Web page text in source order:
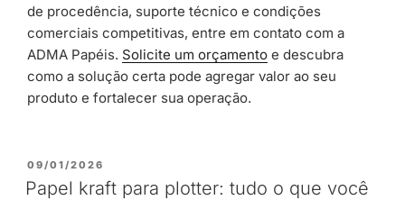
de procedência, suporte técnico e condições
comerciais competitivas, entre em contato com a
ADMA Papéis. Solicite um orçamento e descubra
como a solução certa pode agregar valor ao seu
produto e fortalecer sua operação.
09/01/2026
Papel kraft para plotter: tudo o que você